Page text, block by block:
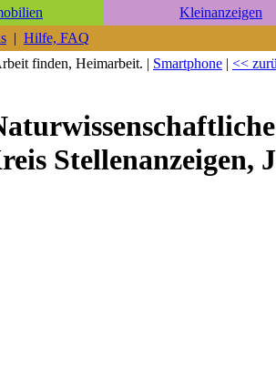
Kleinanzeigen
| Hilfe, FAQ
finden, Heimarbeit. | Smartphone | <<
Stellenanzeigen,